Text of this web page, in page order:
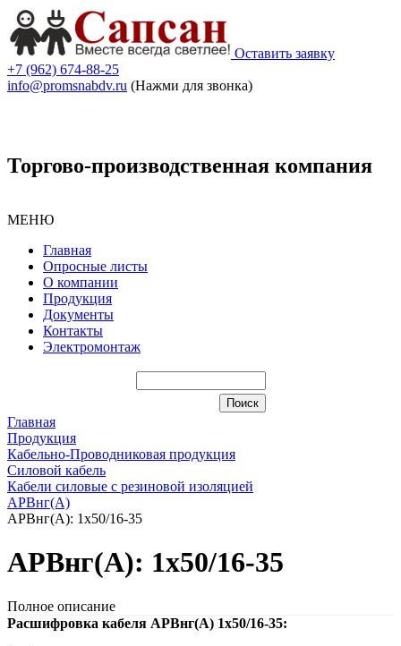
Оставить заявку
+7 (962) 674-88-25
info@promsnabdv.ru (Нажми для звонка)
Торгово-производственная компания
МЕНЮ
Главная
Опросные листы
О компании
Продукция
Документы
Контакты
Электромонтаж
Главная
Продукция
Кабельно-Проводниковая продукция
Силовой кабель
Кабели силовые с резиновой изоляцией
АРВнг(A)
АРВнг(A): 1х50/16-35
АРВнг(A): 1х50/16-35
Полное описание
Расшифровка кабеля АРВнг(A) 1х50/16-35: